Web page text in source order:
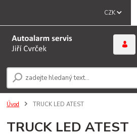
CZK
Úvod TRUCK LED ATEST
TRUCK LED ATEST